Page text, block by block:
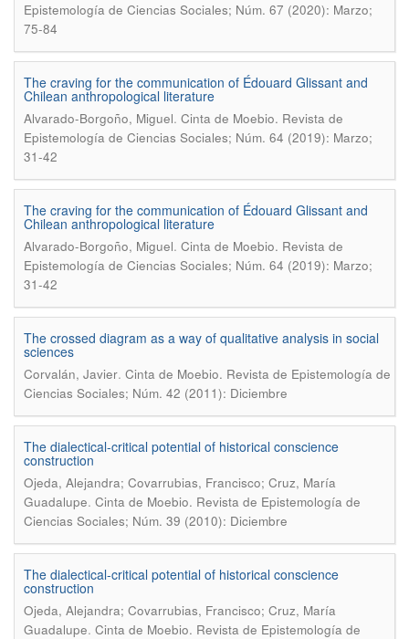
Epistemología de Ciencias Sociales; Núm. 67 (2020): Marzo;
75-84
The craving for the communication of Édouard Glissant and
Chilean anthropological literature
Alvarado-Borgoño, Miguel. Cinta de Moebio. Revista de
Epistemología de Ciencias Sociales; Núm. 64 (2019): Marzo;
31-42
The craving for the communication of Édouard Glissant and
Chilean anthropological literature
Alvarado-Borgoño, Miguel. Cinta de Moebio. Revista de
Epistemología de Ciencias Sociales; Núm. 64 (2019): Marzo;
31-42
The crossed diagram as a way of qualitative analysis in social
sciences
Corvalán, Javier. Cinta de Moebio. Revista de Epistemología de
Ciencias Sociales; Núm. 42 (2011): Diciembre
The dialectical-critical potential of historical conscience
construction
Ojeda, Alejandra; Covarrubias, Francisco; Cruz, María
Guadalupe. Cinta de Moebio. Revista de Epistemología de
Ciencias Sociales; Núm. 39 (2010): Diciembre
The dialectical-critical potential of historical conscience
construction
Ojeda, Alejandra; Covarrubias, Francisco; Cruz, María
Guadalupe. Cinta de Moebio. Revista de Epistemología de